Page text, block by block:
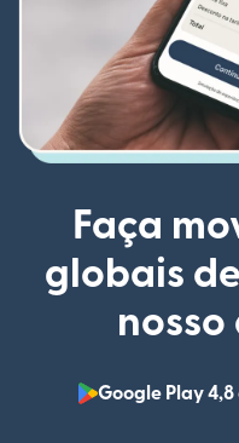
Faça
globais
Google Play 4,8